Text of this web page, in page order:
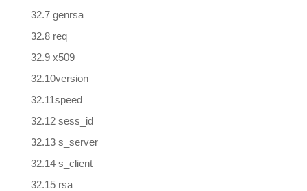
32.7 genrsa
32.8 req
32.9 x509
32.10version
32.11speed
32.12 sess_id
32.13 s_server
32.14 s_client
32.15 rsa